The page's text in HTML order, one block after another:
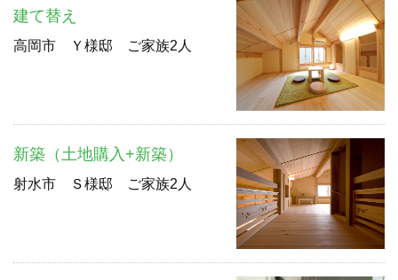
建て替え
高岡市 Ｙ様邸 ご家族2人
新築（土地購入+新築）
射水市 Ｓ様邸 ご家族2人